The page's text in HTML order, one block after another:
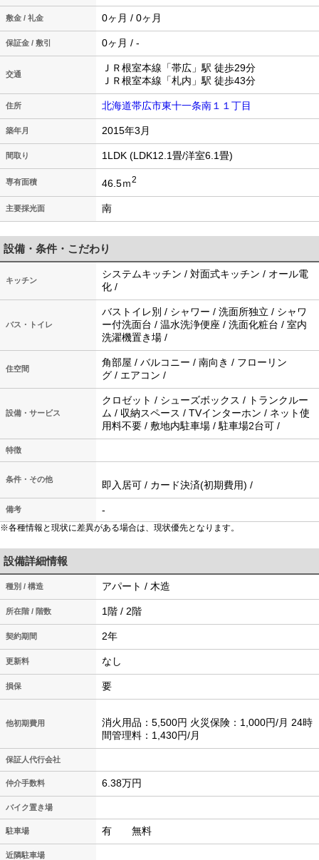
敷金 / 礼金 0ヶ月 / 0ヶ月
保証金 / 敷引 0ヶ月 / -
交通
ＪＲ根室本線「帯広」駅 徒歩29分
ＪＲ根室本線「札内」駅 徒歩43分
住所 北海道帯広市東十一条南１１丁目
築年月 2015年3月
間取り 1LDK (LDK12.1畳/洋室6.1畳)
専有面積 46.5ｍ2
主要採光面 南
設備・条件・こだわり
キッチン
システムキッチン / 対面式キッチン / オール電
化 /
バス・トイレ
バストイレ別 / シャワー / 洗面所独立 / シャワ
ー付洗面台 / 温水洗浄便座 / 洗面化粧台 / 室内
洗濯機置き場 /
住空間
角部屋 / バルコニー / 南向き / フローリン
グ / エアコン /
設備・サービス
クロゼット / シューズボックス / トランクルー
ム / 収納スペース / TVインターホン / ネット使
用料不要 / 敷地内駐車場 / 駐車場2台可 /
特徴
条件・その他 即入居可 / カード決済(初期費用) /
備考 -
※各種情報と現状に差異がある場合は、現状優先となります。
設備詳細情報
種別 / 構造 アパート / 木造
所在階 / 階数 1階 / 2階
契約期間 2年
更新料 なし
損保 要
他初期費用
消火用品：5,500円 火災保険：1,000円/月 24時
間管理料：1,430円/月
保証人代行会社
仲介手数料 6.38万円
バイク置き場
駐車場 有 無料
近隣駐車場